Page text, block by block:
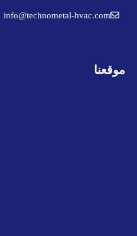
info@technometal-hvac.com
موقعنا